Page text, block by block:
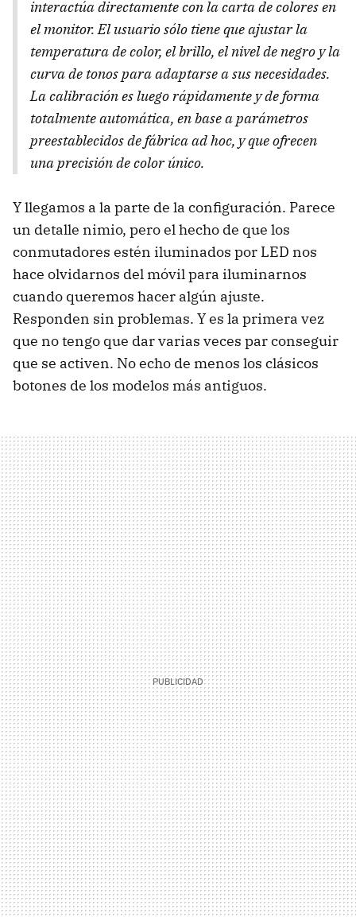
interactúa directamente con la carta de colores en
el monitor. El usuario sólo tiene que ajustar la
temperatura de color, el brillo, el nivel de negro y la
curva de tonos para adaptarse a sus necesidades.
La calibración es luego rápidamente y de forma
totalmente automática, en base a parámetros
preestablecidos de fábrica ad hoc, y que ofrecen
una precisión de color único.
Y llegamos a la parte de la configuración. Parece
un detalle nimio, pero el hecho de que los
conmutadores estén iluminados por LED nos
hace olvidarnos del móvil para iluminarnos
cuando queremos hacer algún ajuste.
Responden sin problemas. Y es la primera vez
que no tengo que dar varias veces par conseguir
que se activen. No echo de menos los clásicos
botones de los modelos más antiguos.